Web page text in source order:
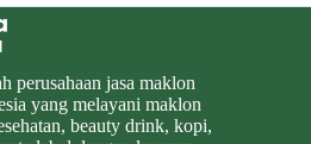
perusahaan jasa maklon
yang melayani maklon
beauty drink, kopi,